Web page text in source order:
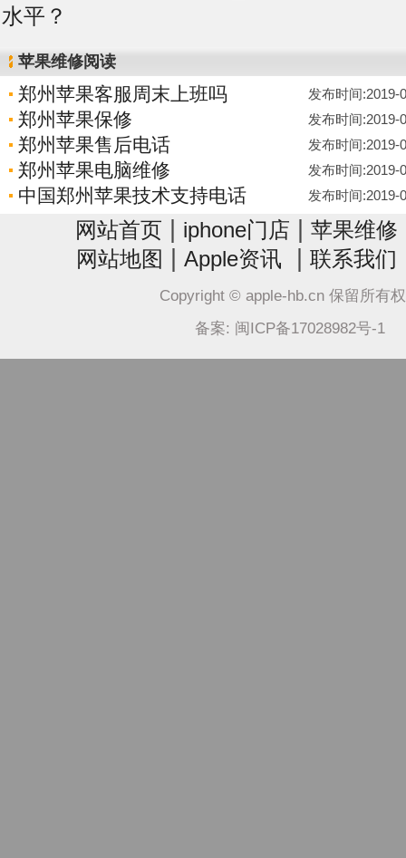
水平？
苹果维修阅读
郑州苹果客服周末上班吗 发布时间:2019-
郑州苹果保修 发布时间:2019-
郑州苹果售后电话 发布时间:2019-
郑州苹果电脑维修 发布时间:2019-
中国郑州苹果技术支持电话 发布时间:2019-
网站首页 iphone门店 苹果维修
网站地图 Apple资讯 联系我们
Copyright © apple-hb.cn 保留所有
备案: 闽ICP备17028982号-1